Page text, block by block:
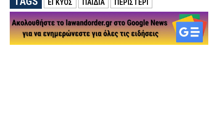
ΕΓΚΥΟΣ ΠΑΙΔΙΑ ΠΕΡΙΣΤΕΡΙ